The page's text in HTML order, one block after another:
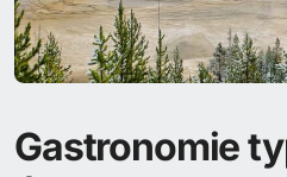
Gastronomie